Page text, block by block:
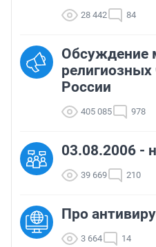
28 442 84
Обсуждение
религиозных
России
405 085 978
03.08.2006 -
39 669 210
Про
3 664 14